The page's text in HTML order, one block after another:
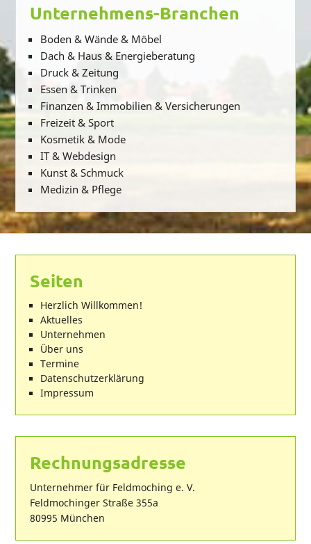
Unternehmens-Branchen
Boden & Wände & Möbel
Dach & Haus & Energieberatung
Druck & Zeitung
Essen & Trinken
Finanzen & Immobilien & Versicherungen
Freizeit & Sport
Kosmetik & Mode
IT & Webdesign
Kunst & Schmuck
Medizin & Pflege
Seiten
Herzlich Willkommen!
Aktuelles
Unternehmen
Über uns
Termine
Datenschutzerklärung
Impressum
Rechnungsadresse
Unternehmer für Feldmoching e. V.
Feldmochinger Straße 355a
80995 München